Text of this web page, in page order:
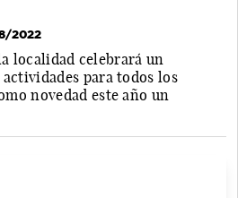
2022
localidad celebrará un
para todos los
novedad este año un